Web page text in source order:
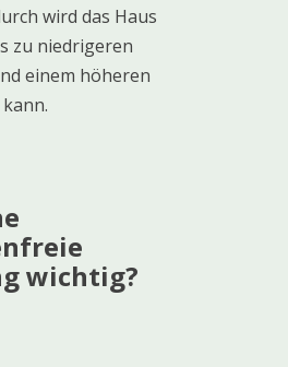
wird das Haus
zu niedrigeren
einem höheren
wichtig?